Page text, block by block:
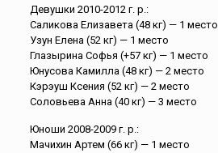
Девушки 2010-2012 г. р.:
Саликова Елизавета (48 кг) — 1 место
Узун Елена (52 кг) — 1 место
Глазырина Софья (+57 кг) — 1 место
Юнусова Камилла (48 кг) — 2 место
Кэрэуш Ксения (52 кг) — 2 место
Соловьева Анна (40 кг) — 3 место
Юноши 2008-2009 г. р.:
Мачихин Артем (66 кг) — 1 место